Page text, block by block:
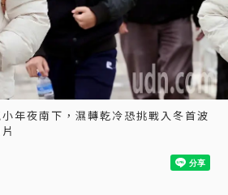
年夜南下，濕轉乾冷恐挑戰入冬首波